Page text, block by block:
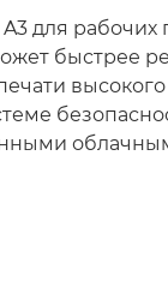
для рабочих
быстрее
высокого